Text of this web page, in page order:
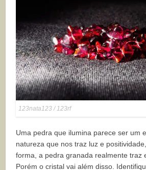
123nata123 / 123rf
Uma pedra que ilumina parece ser um
natureza que nos traz luz e
forma, a pedra granada realmente traz
Porém o cristal vai além disso.